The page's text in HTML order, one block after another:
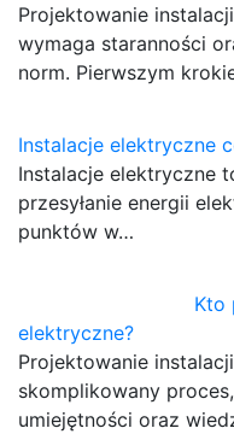
Projektowanie
wymaga staranności
norm. Pierwszym
Instalacje elektryczne
Instalacje elektryczne
przesyłanie energii
punktów w…
Kto
elektryczne?
Projektowanie
skomplikowany
umiejętności oraz